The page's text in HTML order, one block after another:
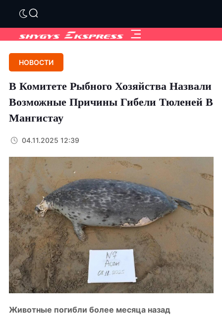
НОВОСТИ
В Комитете Рыбного Хозяйства Назвали
Возможные Причины Гибели Тюленей В
Мангистау
04.11.2025 12:39
Животные погибли более месяца назад